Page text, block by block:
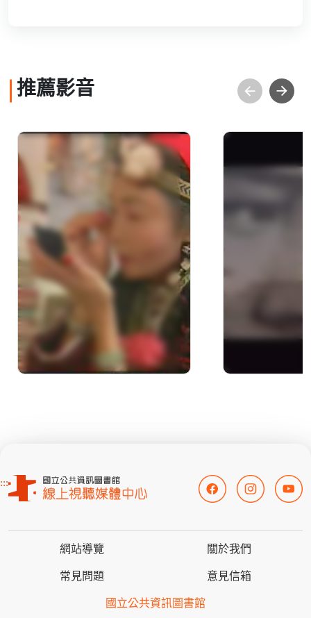
推薦影音
世紀女性.台灣風華-4 環
山奇女子 : 大巴斯.諾幹
(詹秀美)
譜上的詩人
:::
網站導覽 關於我們
常見問題 意見信箱
國立公共資訊圖書館